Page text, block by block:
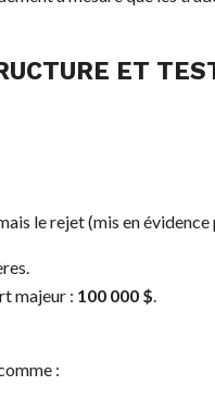
ET
le rejet (mis en
majeur : 100 000 $.
: